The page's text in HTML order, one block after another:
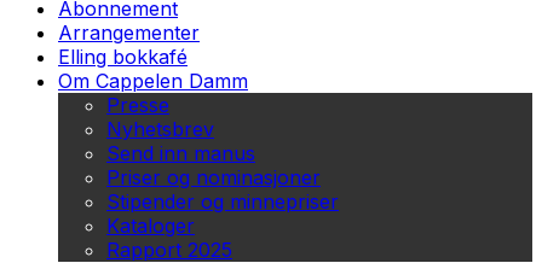
Abonnement
Arrangementer
Elling bokkafé
Om Cappelen Damm
Presse
Nyhetsbrev
Send inn manus
Priser og nominasjoner
Stipender og minnepriser
Kataloger
Rapport 2025